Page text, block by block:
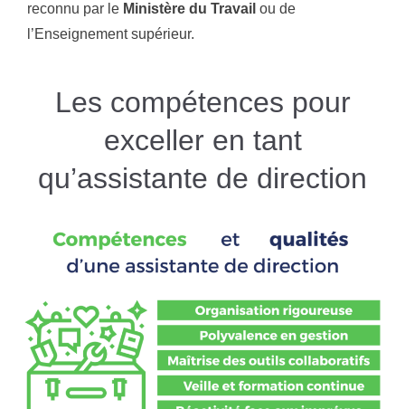
reconnu par le Ministère du Travail ou de
l’Enseignement supérieur.
Les compétences pour
exceller en tant
qu’assistante de direction